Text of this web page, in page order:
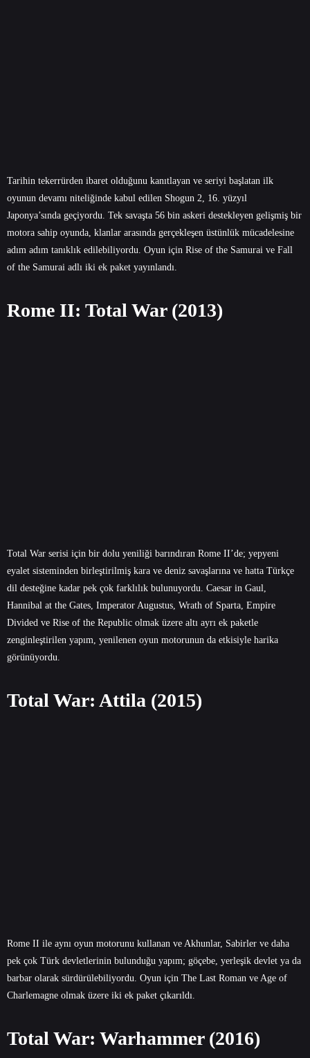
Tarihin tekerrürden ibaret olduğunu kanıtlayan ve seriyi başlatan ilk
oyunun devamı niteliğinde kabul edilen Shogun 2, 16. yüzyıl
Japonya’sında geçiyordu. Tek savaşta 56 bin askeri destekleyen gelişmiş bir
motora sahip oyunda, klanlar arasında gerçekleşen üstünlük mücadelesine
adım adım tanıklık edilebiliyordu. Oyun için Rise of the Samurai ve Fall
of the Samurai adlı iki ek paket yayınlandı.
Rome II: Total War (2013)
Total War serisi için bir dolu yeniliği barındıran Rome II’de; yepyeni
eyalet sisteminden birleştirilmiş kara ve deniz savaşlarına ve hatta Türkçe
dil desteğine kadar pek çok farklılık bulunuyordu. Caesar in Gaul,
Hannibal at the Gates, Imperator Augustus, Wrath of Sparta, Empire
Divided ve Rise of the Republic olmak üzere altı ayrı ek paketle
zenginleştirilen yapım, yenilenen oyun motorunun da etkisiyle harika
görünüyordu.
Total War: Attila (2015)
Rome II ile aynı oyun motorunu kullanan ve Akhunlar, Sabirler ve daha
pek çok Türk devletlerinin bulunduğu yapım; göçebe, yerleşik devlet ya da
barbar olarak sürdürülebiliyordu. Oyun için The Last Roman ve Age of
Charlemagne olmak üzere iki ek paket çıkarıldı.
Total War: Warhammer (2016)